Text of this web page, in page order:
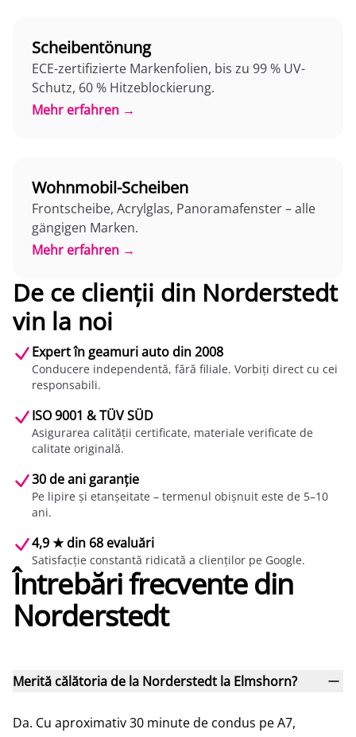
Scheibentönung
ECE-zertifizierte Markenfolien, bis zu 99 % UV-
Schutz, 60 % Hitzeblockierung.
Mehr erfahren →
Wohnmobil-Scheiben
Frontscheibe, Acrylglas, Panoramafenster – alle
gängigen Marken.
Mehr erfahren →
De ce clienții din Norderstedt
vin la noi
Expert în geamuri auto din 2008
Conducere independentă, fără filiale. Vorbiți direct cu cei
responsabili.
ISO 9001 & TÜV SÜD
Asigurarea calității certificate, materiale verificate de
calitate originală.
30 de ani garanție
Pe lipire și etanșeitate – termenul obișnuit este de 5–10
ani.
4,9 ★ din 68 evaluări
Satisfacție constantă ridicată a clienților pe Google.
Întrebări frecvente din
Norderstedt
Merită călătoria de la Norderstedt la Elmshorn?
Da. Cu aproximativ 30 minute de condus pe A7,